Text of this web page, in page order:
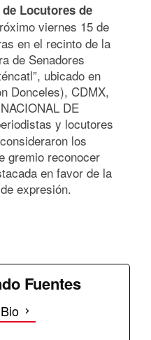
Locutores de
viernes 15 de
en el recinto de la
de Senadores
ubicado en
Donceles), CDMX,
DE
y locutores
los
gremio reconocer
en favor de la
expresión.
Fuentes